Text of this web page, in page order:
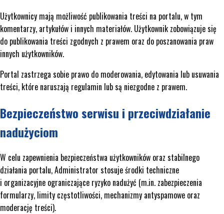
Użytkownicy mają możliwość publikowania treści na portalu, w tym
komentarzy, artykułów i innych materiałów. Użytkownik zobowiązuje się
do publikowania treści zgodnych z prawem oraz do poszanowania praw
innych użytkowników.
Portal zastrzega sobie prawo do moderowania, edytowania lub usuwania
treści, które naruszają regulamin lub są niezgodne z prawem.
Bezpieczeństwo serwisu i przeciwdziałanie
nadużyciom
W celu zapewnienia bezpieczeństwa użytkowników oraz stabilnego
działania portalu, Administrator stosuje środki techniczne
i organizacyjne ograniczające ryzyko nadużyć (m.in. zabezpieczenia
formularzy, limity częstotliwości, mechanizmy antyspamowe oraz
moderację treści).